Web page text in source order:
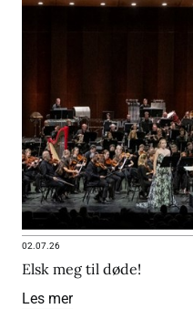
02.07.26
Elsk meg til døde!
Les mer